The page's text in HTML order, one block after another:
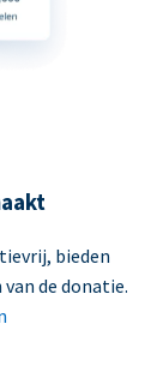
bieden
de donatie.